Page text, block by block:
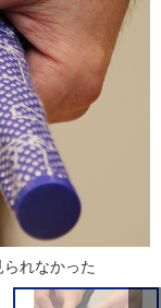
れなかった